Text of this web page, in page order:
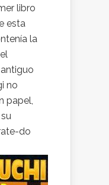
libro
esta
la
no
papel,
do